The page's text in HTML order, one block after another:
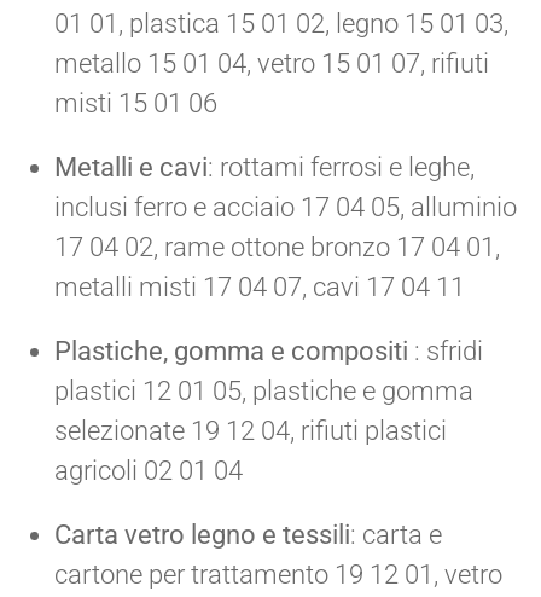
01 01, plastica 15 01 02, legno 15 01 03,
metallo 15 01 04, vetro 15 01 07, rifiuti
misti 15 01 06
Metalli e cavi: rottami ferrosi e leghe,
inclusi ferro e acciaio 17 04 05, alluminio
17 04 02, rame ottone bronzo 17 04 01,
metalli misti 17 04 07, cavi 17 04 11
Plastiche, gomma e compositi : sfridi
plastici 12 01 05, plastiche e gomma
selezionate 19 12 04, rifiuti plastici
agricoli 02 01 04
Carta vetro legno e tessili: carta e
cartone per trattamento 19 12 01, vetro